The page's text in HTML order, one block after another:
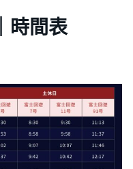
時間表